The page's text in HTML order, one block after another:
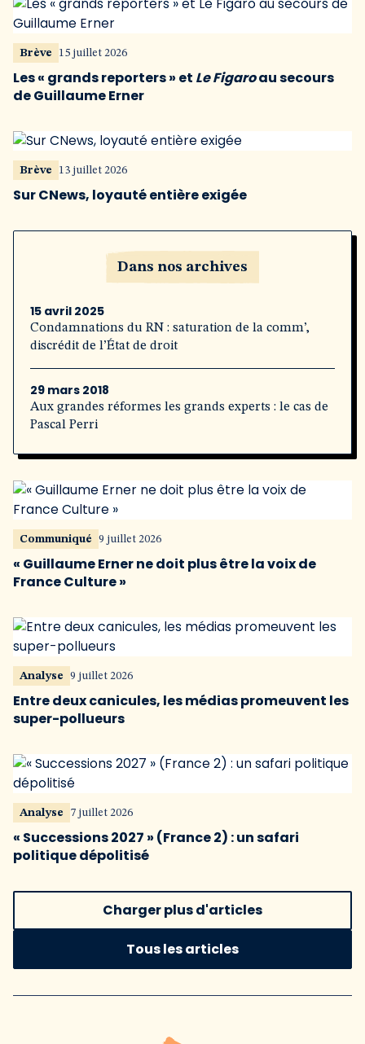
Brève 15 juillet 2026
Les « grands reporters » et Le Figaroau secours
de Guillaume Erner
Brève 13 juillet 2026
Sur CNews, loyauté entière exigée
Dans nos archives
15 avril 2025
Condamnations du RN : saturation de la comm’,
discrédit de l’État de droit
29 mars 2018
Aux grandes réformes les grands experts : le cas de
Pascal Perri
Communiqué 9 juillet 2026
« Guillaume Erner ne doit plus être la voix de
France Culture »
Analyse 9 juillet 2026
Entre deux canicules, les médias promeuvent les
super-pollueurs
Analyse 7 juillet 2026
« Successions 2027 » (France 2) : un safari
politique dépolitisé
Charger plus d'articles
Tous les articles